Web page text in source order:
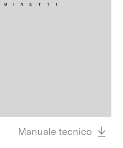
Manuale tecnico